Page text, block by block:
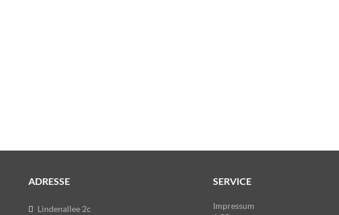
ADRESSE
Lindenallee 2c
SERVICE
Impressum